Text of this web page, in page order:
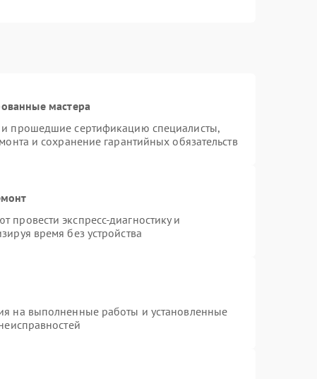
мастера
прошедшие сертификацию специалисты,
и сохранение гарантийных обязательств
экспресс-диагностику и
время без устройства
на выполненные работы и установленные